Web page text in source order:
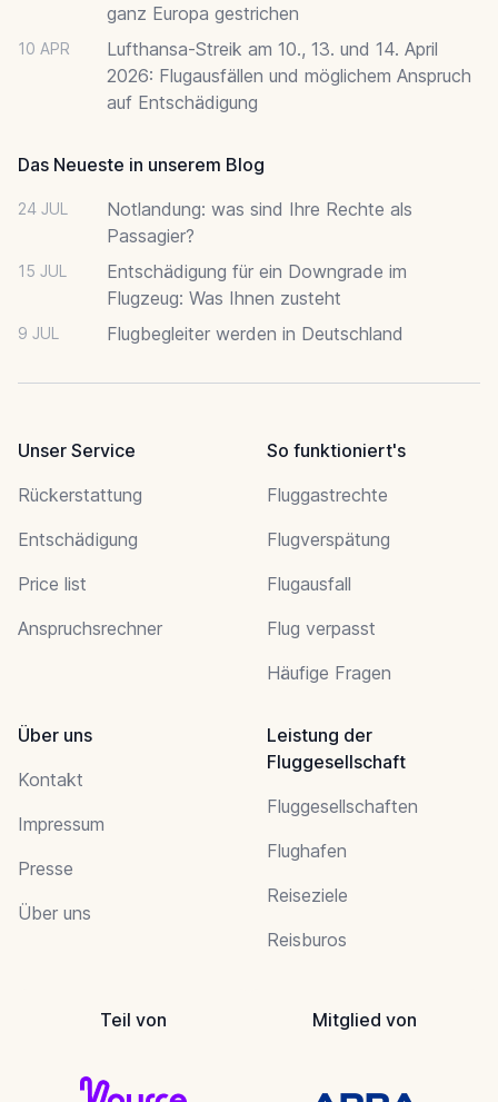
ganz Europa gestrichen
10 APR
Lufthansa-Streik am 10., 13. und 14. April
2026: Flugausfällen und möglichem Anspruch
auf Entschädigung
Das Neueste in unserem Blog
24 JUL
Notlandung: was sind Ihre Rechte als
Passagier?
15 JUL
Entschädigung für ein Downgrade im
Flugzeug: Was Ihnen zusteht
9 JUL Flugbegleiter werden in Deutschland
Unser Service
Rückerstattung
Entschädigung
Price list
Anspruchsrechner
So funktioniert's
Fluggastrechte
Flugverspätung
Flugausfall
Flug verpasst
Häufige Fragen
Über uns
Kontakt
Impressum
Presse
Über uns
Leistung der
Fluggesellschaft
Fluggesellschaften
Flughafen
Reiseziele
Reisburos
Teil von Mitglied von